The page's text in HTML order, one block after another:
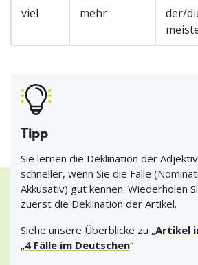
viel mehr
der/
Tipp
Sie lernen die Deklination der
schneller, wenn Sie die Fälle
Akkusativ) gut kennen. Wiederholen
zuerst die Deklination der Artikel.
Siehe unsere Überblicke zu „Artikel
„4 Fälle im Deutschen“